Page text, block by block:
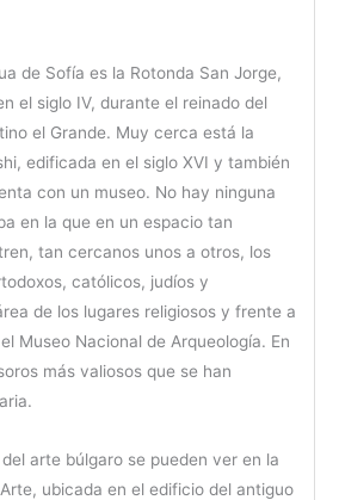
de Sofía es la Rotonda San Jorge,
el siglo IV, durante el reinado del
el Grande. Muy cerca está la
edificada en el siglo XVI y también
con un museo. No hay ninguna
en la que en un espacio tan
tan cercanos unos a otros, los
católicos, judíos y
de los lugares religiosos y frente a
Museo Nacional de Arqueología. En
más valiosos que se han
arte búlgaro se pueden ver en la
ubicada en el edificio del antiguo